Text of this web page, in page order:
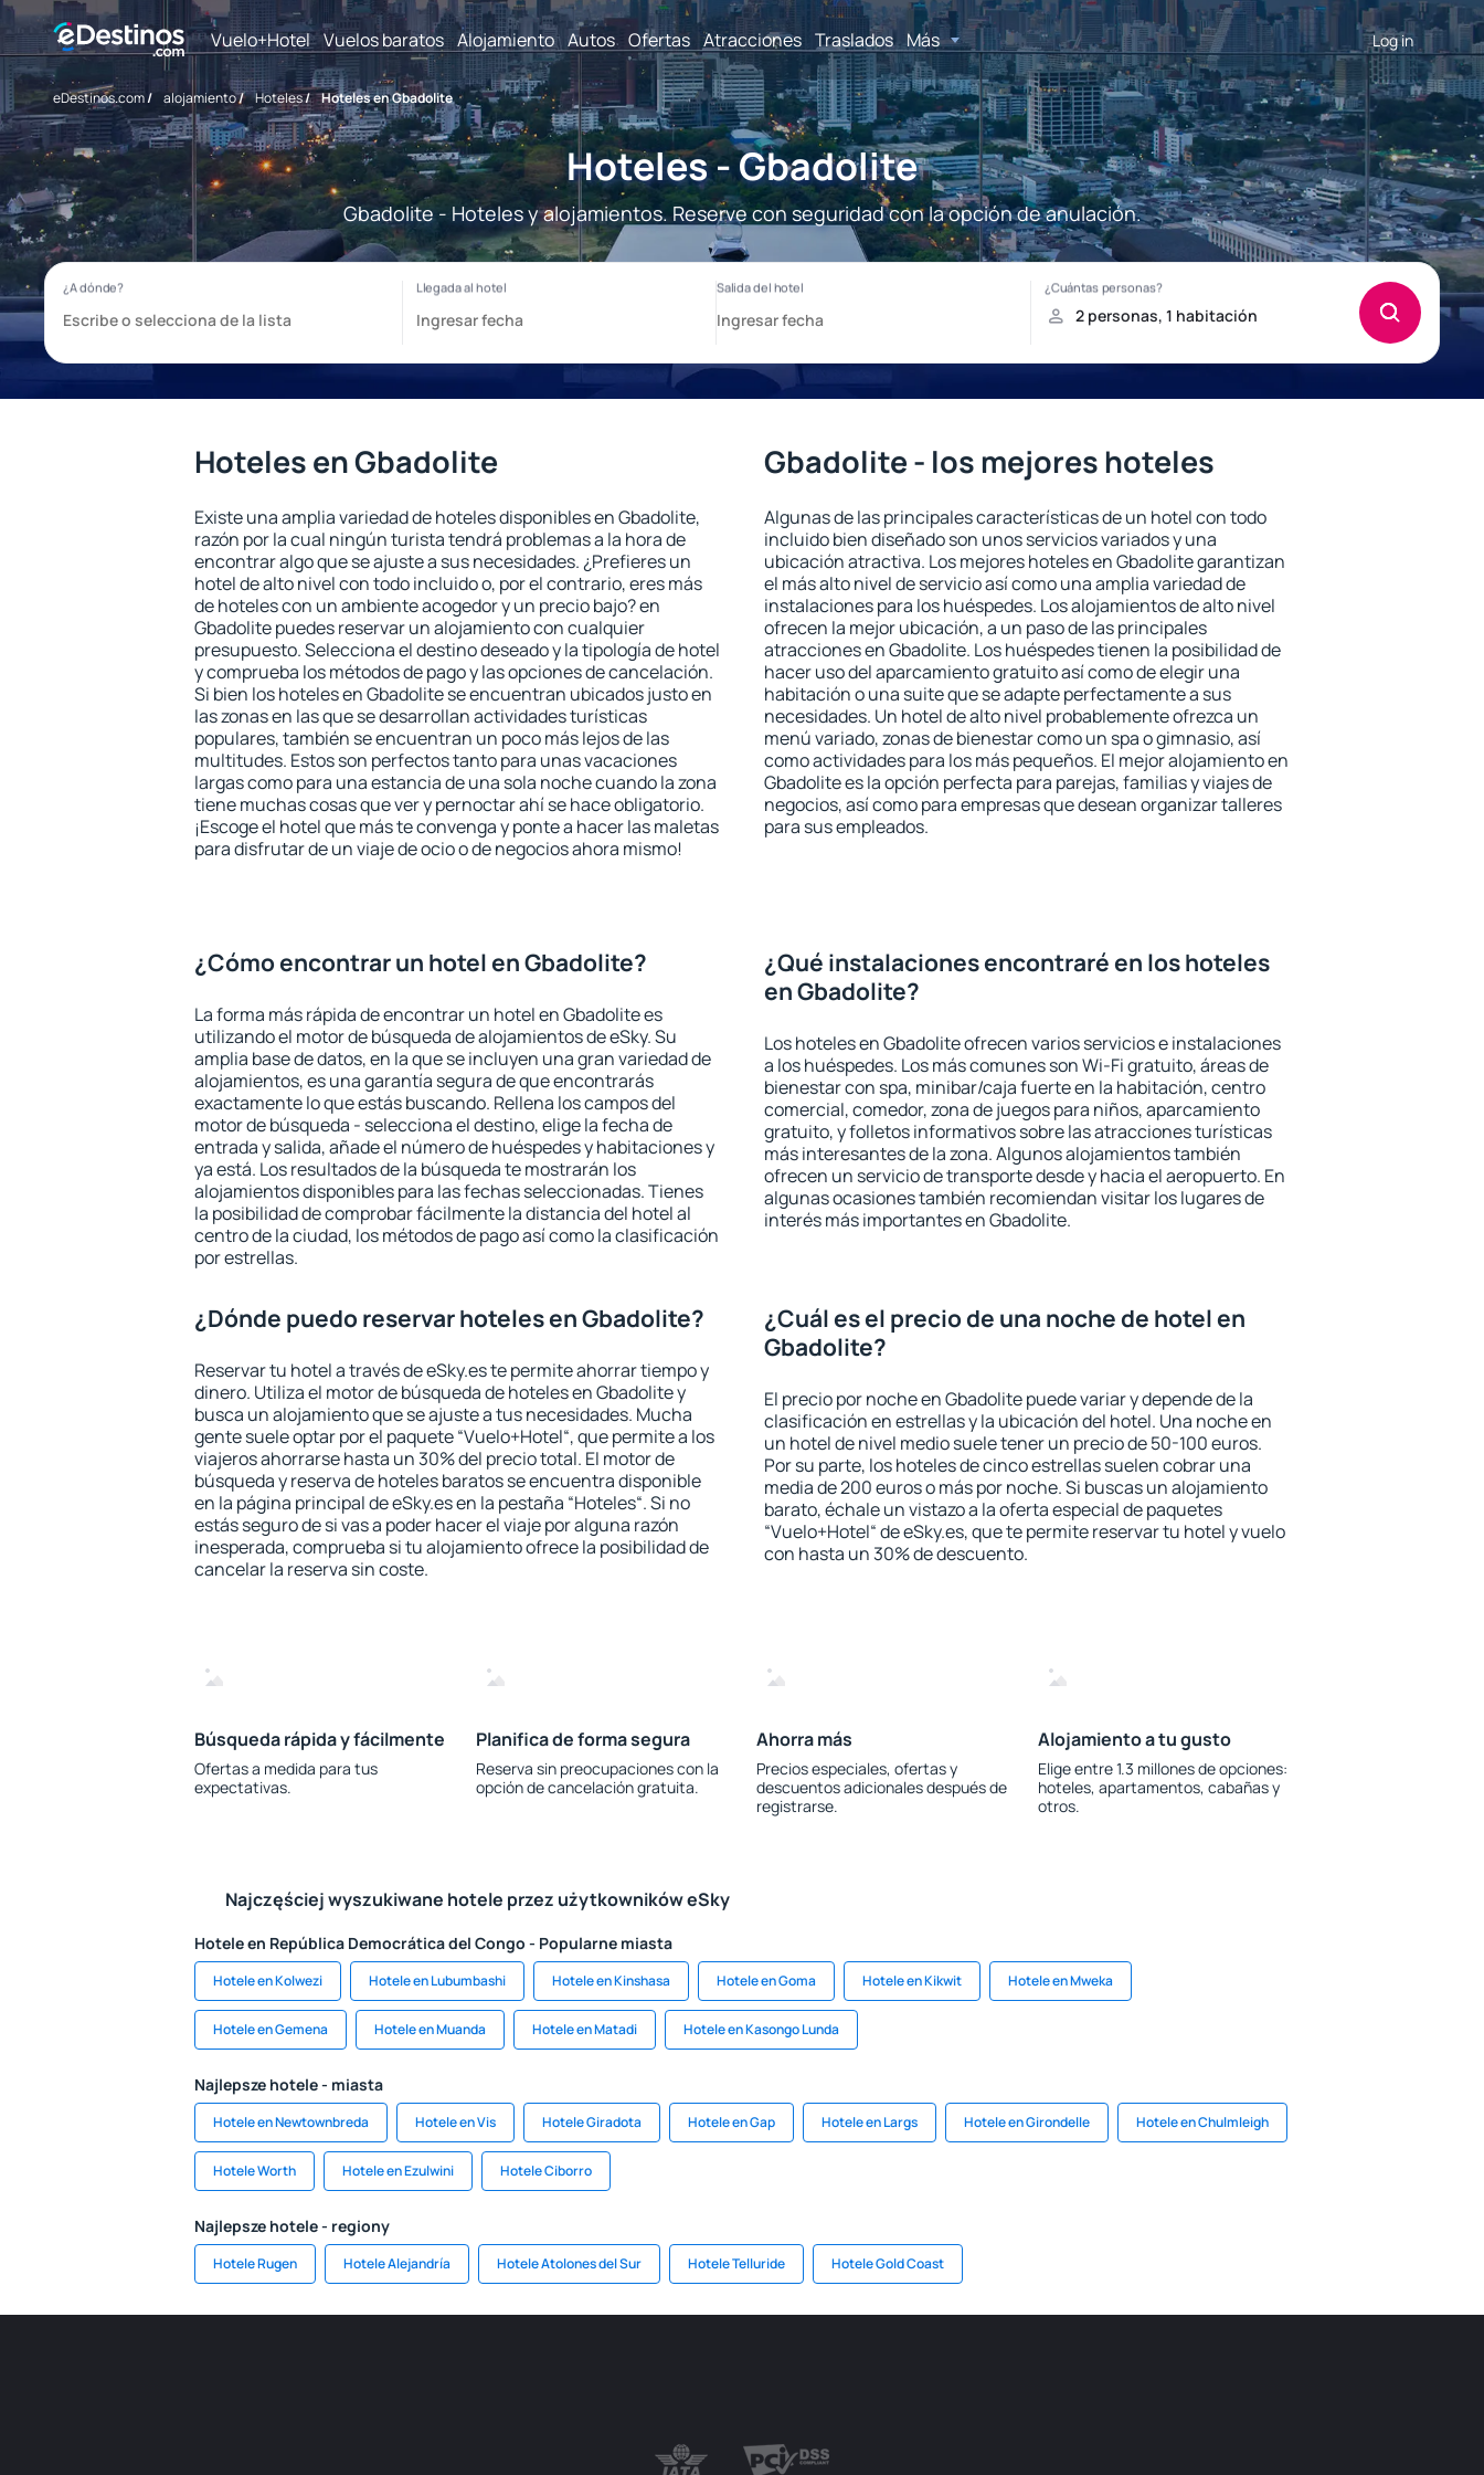
Vuelo+Hotel Vuelos baratos Alojamiento Autos Ofertas Atracciones Traslados Más Log in
eDestinos.com/ alojamiento/ Hoteles/ Hoteles en Gbadolite
Hoteles - Gbadolite
Gbadolite - Hoteles y alojamientos. Reserve con seguridad con la opción de anulación.
Hoteles en Gbadolite
Existe una amplia variedad de hoteles disponibles en Gbadolite,
razón por la cual ningún turista tendrá problemas a la hora de
encontrar algo que se ajuste a sus necesidades. ¿Prefieres un
hotel de alto nivel con todo incluido o, por el contrario, eres más
de hoteles con un ambiente acogedor y un precio bajo? en
Gbadolite puedes reservar un alojamiento con cualquier
presupuesto. Selecciona el destino deseado y la tipología de hotel
y comprueba los métodos de pago y las opciones de cancelación.
Si bien los hoteles en Gbadolite se encuentran ubicados justo en
las zonas en las que se desarrollan actividades turísticas
populares, también se encuentran un poco más lejos de las
multitudes. Estos son perfectos tanto para unas vacaciones
largas como para una estancia de una sola noche cuando la zona
tiene muchas cosas que ver y pernoctar ahí se hace obligatorio.
¡Escoge el hotel que más te convenga y ponte a hacer las maletas
para disfrutar de un viaje de ocio o de negocios ahora mismo!
Gbadolite - los mejores hoteles
Algunas de las principales características de un hotel con todo
incluido bien diseñado son unos servicios variados y una
ubicación atractiva. Los mejores hoteles en Gbadolite garantizan
el más alto nivel de servicio así como una amplia variedad de
instalaciones para los huéspedes. Los alojamientos de alto nivel
ofrecen la mejor ubicación, a un paso de las principales
atracciones en Gbadolite. Los huéspedes tienen la posibilidad de
hacer uso del aparcamiento gratuito así como de elegir una
habitación o una suite que se adapte perfectamente a sus
necesidades. Un hotel de alto nivel probablemente ofrezca un
menú variado, zonas de bienestar como un spa o gimnasio, así
como actividades para los más pequeños. El mejor alojamiento en
Gbadolite es la opción perfecta para parejas, familias y viajes de
negocios, así como para empresas que desean organizar talleres
para sus empleados.
¿Cómo encontrar un hotel en Gbadolite?
La forma más rápida de encontrar un hotel en Gbadolite es
utilizando el motor de búsqueda de alojamientos de eSky. Su
amplia base de datos, en la que se incluyen una gran variedad de
alojamientos, es una garantía segura de que encontrarás
exactamente lo que estás buscando. Rellena los campos del
motor de búsqueda - selecciona el destino, elige la fecha de
entrada y salida, añade el número de huéspedes y habitaciones y
ya está. Los resultados de la búsqueda te mostrarán los
alojamientos disponibles para las fechas seleccionadas. Tienes
la posibilidad de comprobar fácilmente la distancia del hotel al
centro de la ciudad, los métodos de pago así como la clasificación
por estrellas.
¿Qué instalaciones encontraré en los hoteles
en Gbadolite?
Los hoteles en Gbadolite ofrecen varios servicios e instalaciones
a los huéspedes. Los más comunes son Wi-Fi gratuito, áreas de
bienestar con spa, minibar/caja fuerte en la habitación, centro
comercial, comedor, zona de juegos para niños, aparcamiento
gratuito, y folletos informativos sobre las atracciones turísticas
más interesantes de la zona. Algunos alojamientos también
ofrecen un servicio de transporte desde y hacia el aeropuerto. En
algunas ocasiones también recomiendan visitar los lugares de
interés más importantes en Gbadolite.
¿Dónde puedo reservar hoteles en Gbadolite?
Reservar tu hotel a través de eSky.es te permite ahorrar tiempo y
dinero. Utiliza el motor de búsqueda de hoteles en Gbadolite y
busca un alojamiento que se ajuste a tus necesidades. Mucha
gente suele optar por el paquete “Vuelo+Hotel“, que permite a los
viajeros ahorrarse hasta un 30% del precio total. El motor de
búsqueda y reserva de hoteles baratos se encuentra disponible
en la página principal de eSky.es en la pestaña “Hoteles“. Si no
estás seguro de si vas a poder hacer el viaje por alguna razón
inesperada, comprueba si tu alojamiento ofrece la posibilidad de
cancelar la reserva sin coste.
¿Cuál es el precio de una noche de hotel en
Gbadolite?
El precio por noche en Gbadolite puede variar y depende de la
clasificación en estrellas y la ubicación del hotel. Una noche en
un hotel de nivel medio suele tener un precio de 50-100 euros.
Por su parte, los hoteles de cinco estrellas suelen cobrar una
media de 200 euros o más por noche. Si buscas un alojamiento
barato, échale un vistazo a la oferta especial de paquetes
“Vuelo+Hotel“ de eSky.es, que te permite reservar tu hotel y vuelo
con hasta un 30% de descuento.
Búsqueda rápida y fácilmente
Ofertas a medida para tus
expectativas.
Planifica de forma segura
Reserva sin preocupaciones con la
opción de cancelación gratuita.
Ahorra más
Precios especiales, ofertas y
descuentos adicionales después de
registrarse.
Alojamiento a tu gusto
Elige entre 1.3 millones de opciones:
hoteles, apartamentos, cabañas y
otros.
Najczęściej wyszukiwane hotele przez użytkowników eSky
Hotele en República Democrática del Congo - Popularne miasta
Hotele en Kolwezi Hotele en Lubumbashi Hotele en Kinshasa Hotele en Goma Hotele en Kikwit Hotele en Mweka
Hotele en Gemena Hotele en Muanda Hotele en Matadi Hotele en Kasongo Lunda
Najlepsze hotele - miasta
Hotele en Newtownbreda Hotele en Vis Hotele Giradota Hotele en Gap Hotele en Largs Hotele en Girondelle Hotele en Chulmleigh
Hotele Worth Hotele en Ezulwini Hotele Ciborro
Najlepsze hotele - regiony
Hotele Rugen Hotele Alejandría Hotele Atolones del Sur Hotele Telluride Hotele Gold Coast